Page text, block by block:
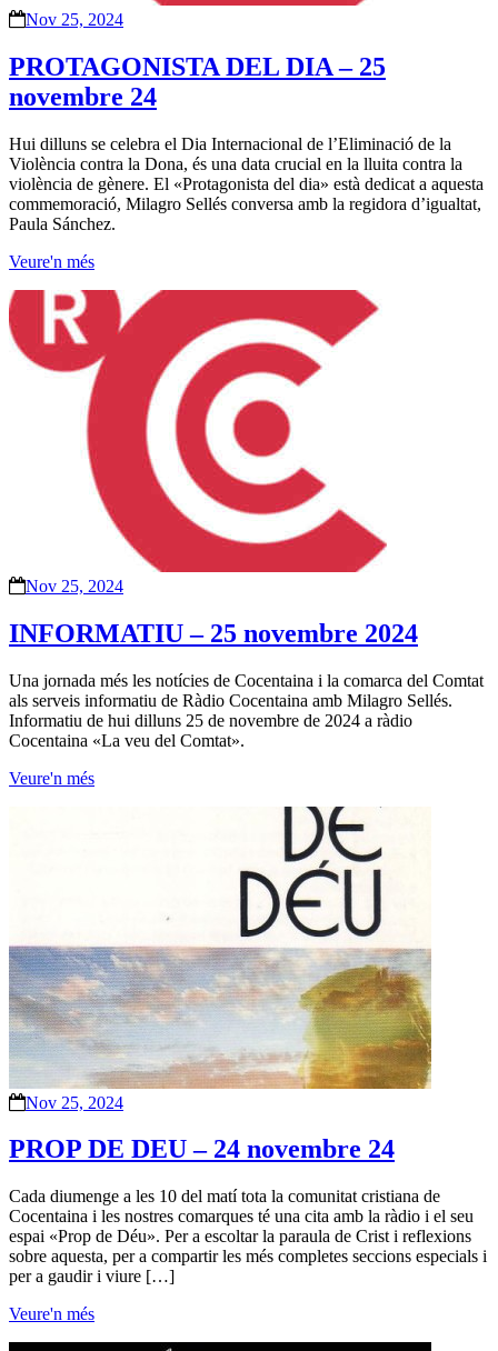
Nov 25, 2024
PROTAGONISTA DEL DIA – 25
novembre 24
Hui dilluns se celebra el Dia Internacional de l’Eliminació de la
Violència contra la Dona, és una data crucial en la lluita contra la
violència de gènere. El «Protagonista del dia» està dedicat a aquesta
commemoració, Milagro Sellés conversa amb la regidora d’igualtat,
Paula Sánchez.
Veure'n més
Nov 25, 2024
INFORMATIU – 25 novembre 2024
Una jornada més les notícies de Cocentaina i la comarca del Comtat
als serveis informatiu de Ràdio Cocentaina amb Milagro Sellés.
Informatiu de hui dilluns 25 de novembre de 2024 a ràdio
Cocentaina «La veu del Comtat».
Veure'n més
Nov 25, 2024
PROP DE DEU – 24 novembre 24
Cada diumenge a les 10 del matí tota la comunitat cristiana de
Cocentaina i les nostres comarques té una cita amb la ràdio i el seu
espai «Prop de Déu». Per a escoltar la paraula de Crist i reflexions
sobre aquesta, per a compartir les més completes seccions especials i
per a gaudir i viure […]
Veure'n més